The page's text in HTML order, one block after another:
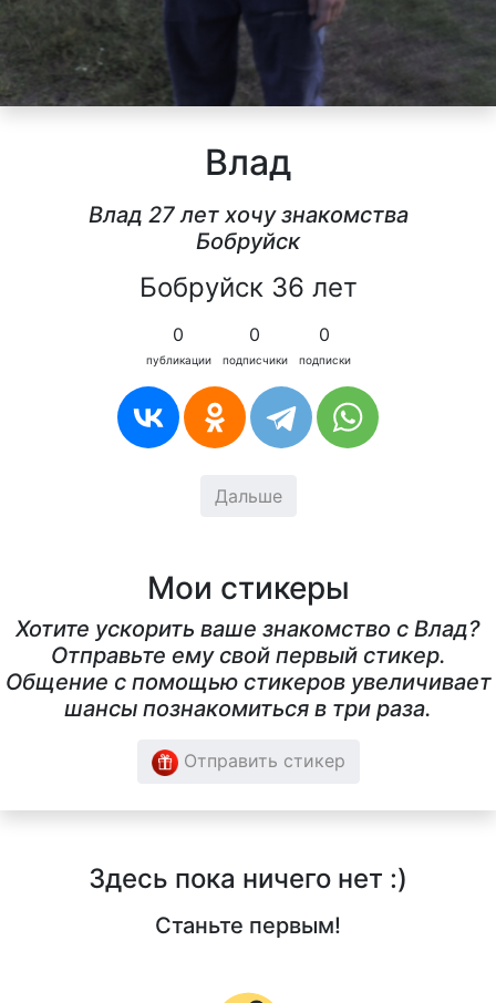
Влад
Влад 27 лет хочу знакомства
Бобруйск
Бобруйск 36 лет
0
публикации
0
подписчики
0
подписки
Дальше
Мои стикеры
Хотите ускорить ваше знакомство с Влад?
Отправьте ему свой первый стикер.
Общение с помощью стикеров увеличивает
шансы познакомиться в три раза.
Отправить стикер
Здесь пока ничего нет :)
Станьте первым!